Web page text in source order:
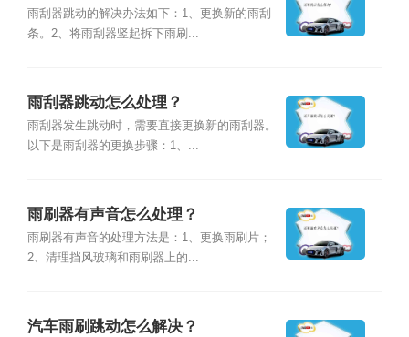
雨刮器跳动的解决办法如下：1、更换新的雨刮
条。2、将雨刮器竖起拆下雨刷...
雨刮器跳动怎么处理？
雨刮器发生跳动时，需要直接更换新的雨刮器。
以下是雨刮器的更换步骤：1、...
雨刷器有声音怎么处理？
雨刷器有声音的处理方法是：1、更换雨刷片；
2、清理挡风玻璃和雨刷器上的...
汽车雨刷跳动怎么解决？